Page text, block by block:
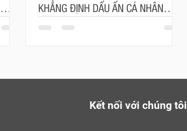
KHẲNG ĐỊNH DẤU ẤN CÁ NHÂN
Kết nối với chúng tôi